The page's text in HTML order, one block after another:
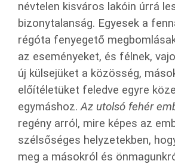
névtelen kisváros lakóin úrrá
bizonytalanság. Egyesek a
régóta fenyegető
az eseményeket, és félnek,
új külsejüket a közösség,
előítéletüket feledve egyre
egymáshoz.Az utolsó fehér
regény arról, mire képes az
szélsőséges helyzetekben,
meg a másokról és